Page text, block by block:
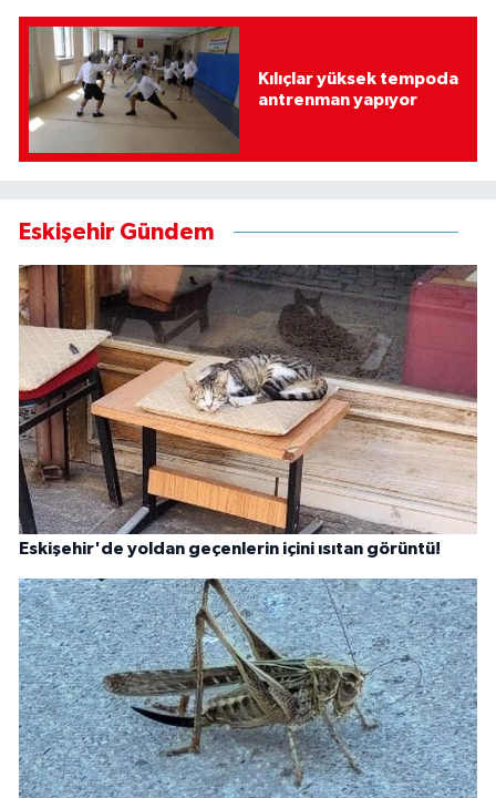
Kılıçlar yüksek tempoda
antrenman yapıyor
Eskişehir Gündem
Eskişehir'de yoldan geçenlerin içini ısıtan görüntü!